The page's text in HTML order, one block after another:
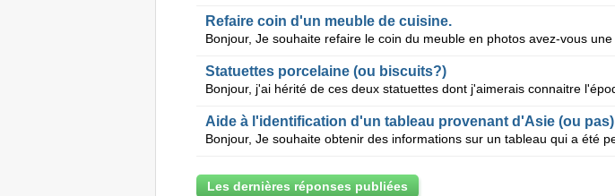
Refaire coin d'un meuble de cuisine.
Statuettes porcelaine (ou biscuits?)
Aide à l'identification d'un tableau provenant d'Asie (ou pas)
Les dernières réponses publiées